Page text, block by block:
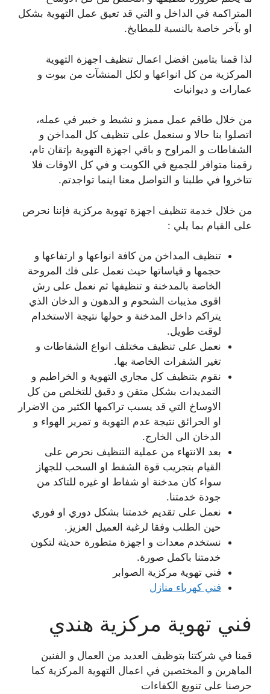
المتراكمة في الداخل و التي قد تعيق عمل التهوية بشكل
او بآخر خاصة بالنسبة للمطابخ.
لذا قمنا بتامين افضل اعمال تنظيف اجهزة التهوية
المركزية من كل انواعها و لكل المنشآت من بيوت و
عمارات و ديوانيات
من خلال طاقم عمل مميز و نشيط و خبير في عمله،
اتصلوا بنا حالا و سنعمل على تنظيف كل المداخن و
الشفاطات و المراوح و باقي اجهزة التهوية بإتقان تام،
رقمنا متوافر للجميع في الكويت و في كل الاوقات فلا
تتاخروا في طلبنا و التواصل معنا اينما تواجدتم.
من خلال خدمة تنظيف اجهزة تهوية مركزية فإننا نحرص
على القيام بما يلي :
تنظيف المداخن من كافة انواعها و ارتفاعها و
حجمها و قياساتها حيث نعمل على فك المروحة
الخاصة بالمدخنة و تنظيفها ثم نعمل على رش
اقوى مذيبات الشحوم و الدهون و الدخان الذي
يتراكم داخل المدخنة و حولها نتيجة الاستخدام
لوقت طويل.
نعمل على تنظيف مختلف انواع الشفاطات و
تغير الشفرات الخاصة بها.
نقوم بتنظيف كل مجاري التهوية و الخراطيم و
التمديدات بشكل متقن و دقيق للتخلص من كل
الاوساخ التي قد يسبب تراكمها الكثير من الاضرار
او الحرائق نتيجة عدم التهوية و تمرير الهواء و
الدخان الى الخارج.
بعد الانتهاء من عملية التنظيف نحرص على
القيام بتجريب قوة الشفط او السحب للجهاز
سواء كان مدخنة او شفاط او غيره للتاكد من
جودة خدمتنا.
نعمل على تقديم خدمتنا بشكل دوري او فوري
حين الطلب وفقا لرغبة العميل العزيز.
نستخدم معدات و اجهزة متطورة حديثة لتكون
خدمتنا باكمل صورة.
فني تهوية مركزية الصوابر
فني كهرباء منازل
فني تهوية مركزية هندي
قمنا في شركتنا بتوظيف العديد من العمال و الفنين
الماهرين و المختصين في اعمال التهوية المركزية كما
حرصنا على تنويع الكفاءات